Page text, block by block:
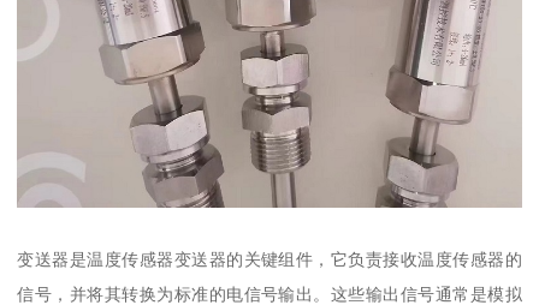
变送器是温度传感器变送器的关键组件，它负责接收温度传感器的
信号，并将其转换为标准的电信号输出。这些输出信号通常是模拟